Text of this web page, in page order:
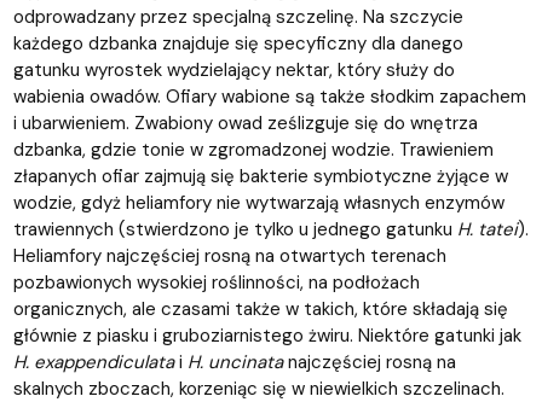
odprowadzany przez specjalną szczelinę. Na szczycie
każdego dzbanka znajduje się specyficzny dla danego
gatunku wyrostek wydzielający nektar, który służy do
wabienia owadów. Ofiary wabione są także słodkim zapachem
i ubarwieniem. Zwabiony owad ześlizguje się do wnętrza
dzbanka, gdzie tonie w zgromadzonej wodzie. Trawieniem
złapanych ofiar zajmują się bakterie symbiotyczne żyjące w
wodzie, gdyż heliamfory nie wytwarzają własnych enzymów
trawiennych (stwierdzono je tylko u jednego gatunku H. tatei).
Heliamfory najczęściej rosną na otwartych terenach
pozbawionych wysokiej roślinności, na podłożach
organicznych, ale czasami także w takich, które składają się
głównie z piasku i gruboziarnistego żwiru. Niektóre gatunki jak
H. exappendiculatai H. uncinatanajczęściej rosną na
skalnych zboczach, korzeniąc się w niewielkich szczelinach.